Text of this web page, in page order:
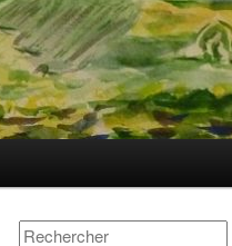
Rechercher